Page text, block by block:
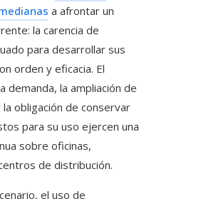
a afrontar un
la carencia de
para desarrollar sus
orden y eficacia. El
demanda, la ampliación de
obligación de conservar
para su uso ejercen una
sobre oficinas,
de distribución.
el uso de